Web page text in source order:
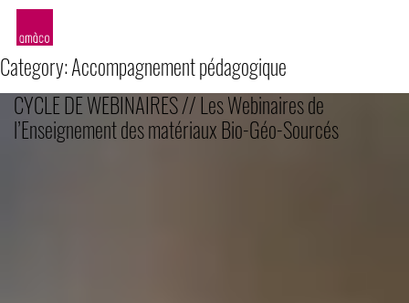
Category:Accompagnement pédagogique
CYCLE DE WEBINAIRES // Les Webinaires de
l’Enseignement des matériaux Bio-Géo-Sourcés